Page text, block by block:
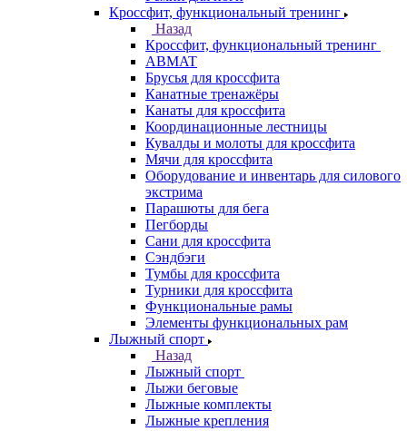
Кроссфит, функциональный тренинг
Назад
Кроссфит, функциональный тренинг
ABMAT
Брусья для кроссфита
Канатные тренажёры
Канаты для кроссфита
Координационные лестницы
Кувалды и молоты для кроссфита
Мячи для кроссфита
Оборудование и инвентарь для силового
экстрима
Парашюты для бега
Пегборды
Сани для кроссфита
Сэндбэги
Тумбы для кроссфита
Турники для кроссфита
Функциональные рамы
Элементы функциональных рам
Лыжный спорт
Назад
Лыжный спорт
Лыжи беговые
Лыжные комплекты
Лыжные крепления